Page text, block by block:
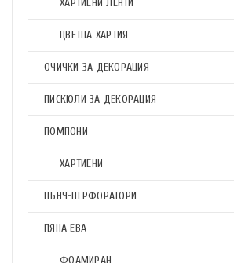
ЦВЕТНА ХАРТИЯ
ОЧИЧКИ ЗА ДЕКОРАЦИЯ
ПИСКЮЛИ ЗА ДЕКОРАЦИЯ
ПОМПОНИ
ХАРТИЕНИ
ПЪНЧ-ПЕРФОРАТОРИ
ПЯНА ЕВА
ФОАМИРАН